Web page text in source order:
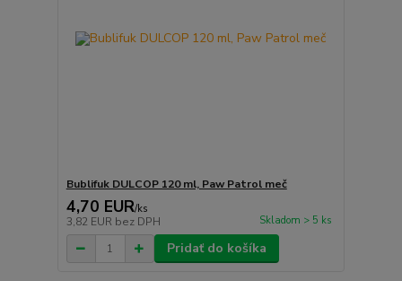
Bublifuk DULCOP 120 ml, Paw Patrol meč
4,70 EUR/ks
3,82 EUR bez DPH Skladom > 5 ks
Pridať do košíka